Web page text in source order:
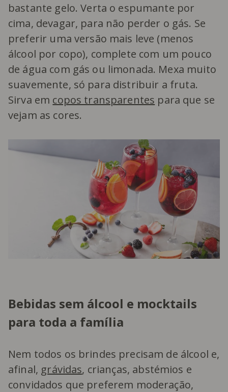
bastante gelo. Verta o espumante por
cima, devagar, para não perder o gás. Se
preferir uma versão mais leve (menos
álcool por copo), complete com um pouco
de água com gás ou limonada. Mexa muito
suavemente, só para distribuir a fruta.
Sirva em copos transparentes para que se
vejam as cores.
Bebidas sem álcool e mocktails
para toda a família
Nem todos os brindes precisam de álcool e,
afinal, grávidas, crianças, abstémios e
convidados que preferem moderação,